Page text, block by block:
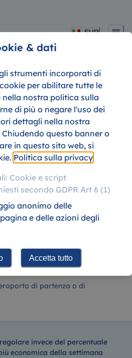
EUR
di viaggio
con
su Flyla!
di partenza o di
invece del percentuale
economica della settimana
& dati
strumenti incorporati di
per abilitare tutte le
nostra politica sulla
di più o negare l'uso dei
dettagli nella nostra
questo banner o
in questo sito web, si
Politica sulla privacy
Cookie e script
secondo GDPR Art 6 (1)
anonimo delle
e delle azioni degli
Accetta tutto